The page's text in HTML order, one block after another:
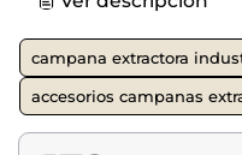
campana extractora
accesorios campanas